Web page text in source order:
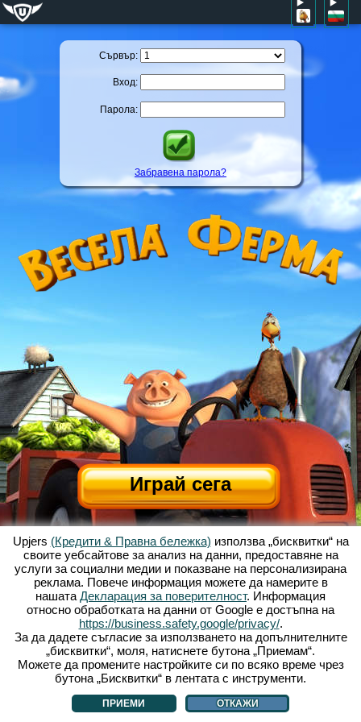
Сървър:
Вход:
Парола:
Забравена парола?
Играй сега
За Весела Ферма |Историята зад тази уеб базирана игра |Опциите
УЗП| Контакти/Кредити|Защита на личните данни |Правила|Форум|
Поддръжка|My Free Farm 2 App|Google Play|App Store|
Уеб игри - upjers.com|Управлявай Бисквитки
Upjers (Кредити & Правна бележка) използва „бисквитки“ на
своите уебсайтове за анализ на данни, предоставяне на
услуги за социални медии и показване на персонализирана
реклама. Повече информация можете да намерите в
нашата Декларация за поверителност. Информация
относно обработката на данни от Google е достъпна на
https://business.safety.google/privacy/.
За да дадете съгласие за използването на допълнителните
„бисквитки“, моля, натиснете бутона „Приемам“.
Можете да промените настройките си по всяко време чрез
бутона „Бисквитки“ в лентата с инструменти.
ПРИЕМИ ОТКАЖИ